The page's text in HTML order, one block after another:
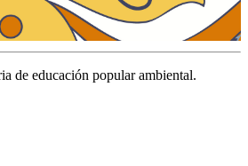
de educación popular ambiental.